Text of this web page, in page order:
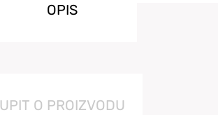
OPIS
UPIT O PROIZVODU